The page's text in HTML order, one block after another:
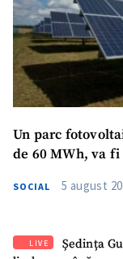
Un parc
de 60 MWh, va
SOCIAL 5 august
LIVE
Ședința